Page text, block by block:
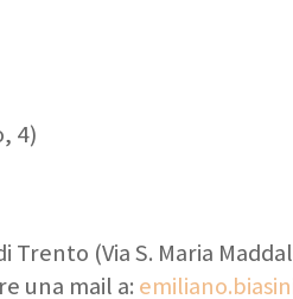
4)
(Via S. Maria
una mail a: